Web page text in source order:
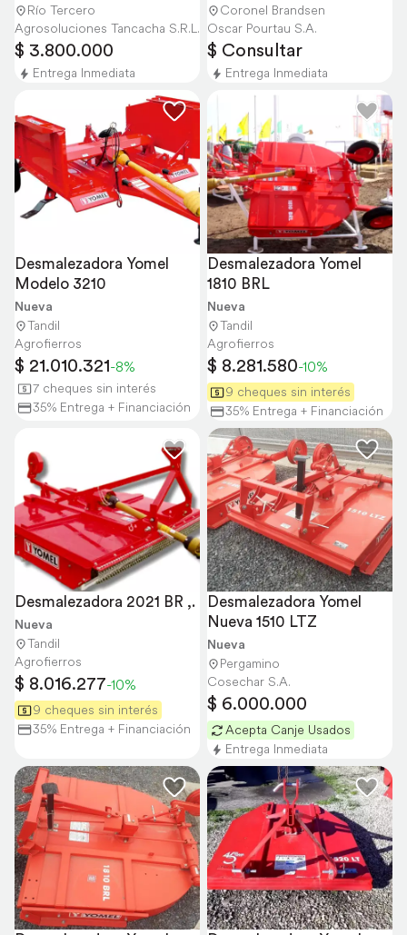
Río Tercero
Agrosoluciones Tancacha S.R.L.
$ 3.800.000
Entrega Inmediata
Coronel Brandsen
Oscar Pourtau S.A.
$ Consultar
Entrega Inmediata
Desmalezadora Yomel
Modelo 3210
Nueva
Tandil
Agrofierros
$ 21.010.321-8%
7 cheques sin interés
35% Entrega + Financiación
Desmalezadora Yomel
1810 BRL
Nueva
Tandil
Agrofierros
$ 8.281.580-10%
9 cheques sin interés
35% Entrega + Financiación
Desmalezadora 2021 BR ,.
Nueva
Tandil
Agrofierros
$ 8.016.277-10%
9 cheques sin interés
35% Entrega + Financiación
Desmalezadora Yomel
Nueva 1510 LTZ
Nueva
Pergamino
Cosechar S.A.
$ 6.000.000
Acepta Canje Usados
Entrega Inmediata